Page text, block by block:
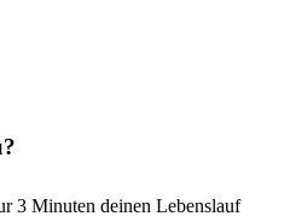
3 Minuten deinen Lebenslauf